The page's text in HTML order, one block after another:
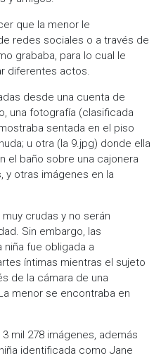
que la menor le
redes sociales o a través de
grababa, para lo cual le
diferentes actos.
desde una cuenta de
una fotografía (clasificada
sentada en el piso
u otra (la 9.jpg) donde ella
el baño sobre una cajonera
y otras imágenes en la
crudas y no serán
Sin embargo, las
fue obligada a
íntimas mientras el sujeto
de la cámara de una
menor se encontraba en
mil 278 imágenes, además
identificada como Jane